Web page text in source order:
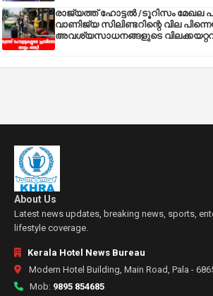
രാജ്യത്ത് ഹോട്ടൽ /ടൂറിസം മേഖല
വാണിജ്യ സിലിണ്ടറിന്റെ വില
അവശ്യസാധനങ്ങളുടെ
About Us
Latest news updates, breaking news, sports,
lifestyle coverage.
Kerala Hotel News Bureau
Modern Hotel Building, Main Road, Pala -
Mob: 9895 854685